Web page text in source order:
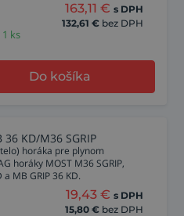
163,11 € s DPH
132,61 € bez DPH
ks
Do košíka
KD/M36 SGRIP
horáka pre plynom
horáky MOST M36 SGRIP,
a MB GRIP 36 KD.
19,43 € s DPH
15,80 € bez DPH